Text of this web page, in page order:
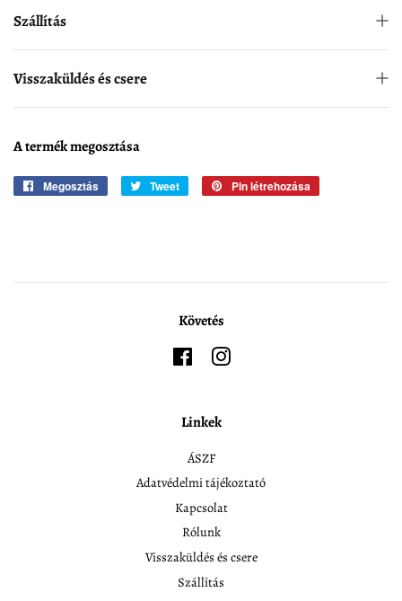
Szállítás
Visszaküldés és csere
A termék megosztása
Megosztás
Oszd
Tweet
Tweetelj
Pin létrehozása
Követés
FacebookInstagram
Linkek
ÁSZF
Adatvédelmi tájékoztató
Kapcsolat
Rólunk
Visszaküldés és csere
Szállítás